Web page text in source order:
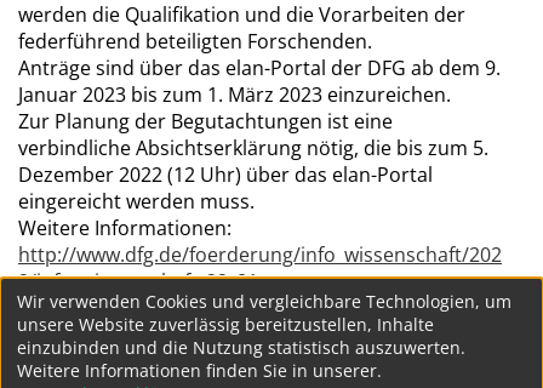
werden die Qualifikation und die Vorarbeiten der
federführend beteiligten Forschenden.
Anträge sind über das elan-Portal der DFG ab dem 9.
Januar 2023 bis zum 1. März 2023 einzureichen.
Zur Planung der Begutachtungen ist eine
verbindliche Absichtserklärung nötig, die bis zum 5.
Dezember 2022 (12 Uhr) über das elan-Portal
eingereicht werden muss.
Weitere Informationen:
http://www.dfg.de/foerderung/info_wissenschaft/202
2/info_wissenschaft_22_81
146 147 ...
Wir verwenden Cookies und vergleichbare Technologien, um
unsere Website zuverlässig bereitzustellen, Inhalte
einzubinden und die Nutzung statistisch auszuwerten.
Weitere Informationen finden Sie in unserer.